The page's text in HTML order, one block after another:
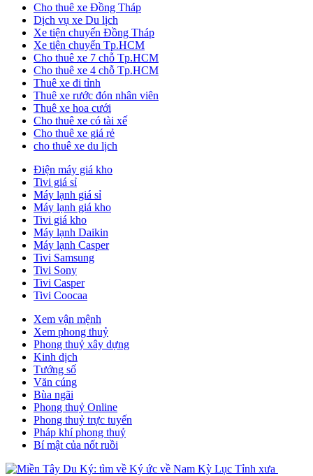
Cho thuê xe Đồng Tháp
Dịch vụ xe Du lịch
Xe tiện chuyến Đồng Tháp
Xe tiện chuyến Tp.HCM
Cho thuê xe 7 chỗ Tp.HCM
Cho thuê xe 4 chỗ Tp.HCM
Thuê xe đi tỉnh
Thuê xe rước đón nhân viên
Thuê xe hoa cưới
Cho thuê xe có tài xế
Cho thuê xe giá rẻ
cho thuê xe du lịch
Điện máy giá kho
Tivi giá sỉ
Máy lạnh giá sỉ
Máy lạnh giá kho
Tivi giá kho
Máy lạnh Daikin
Máy lạnh Casper
Tivi Samsung
Tivi Sony
Tivi Casper
Tivi Coocaa
Xem vận mệnh
Xem phong thuỷ
Phong thuỷ xây dựng
Kinh dịch
Tướng số
Văn cúng
Bùa ngãi
Phong thuỷ Online
Phong thuỷ trực tuyến
Pháp khí phong thuỷ
Bí mật của nốt ruồi